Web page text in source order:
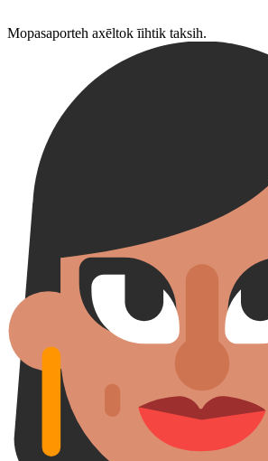
Mopasaporteh axēltok īihtik taksih.